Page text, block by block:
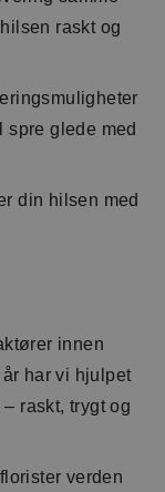
raskt og
spre glede med
din hilsen med
innen
har vi hjulpet
raskt, trygt og
verden